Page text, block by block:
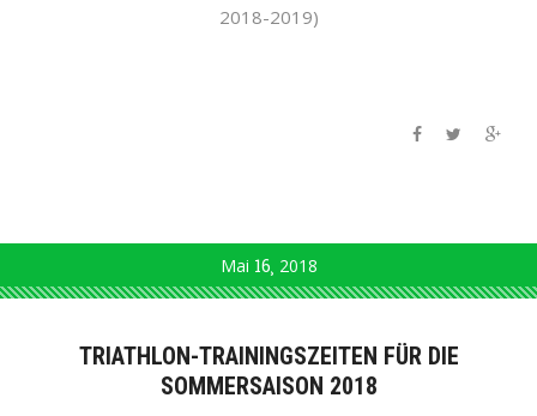
2018-2019)
Mai 16 2018
TRIATHLON-TRAININGSZEITEN FÜR DIE
SOMMERSAISON 2018